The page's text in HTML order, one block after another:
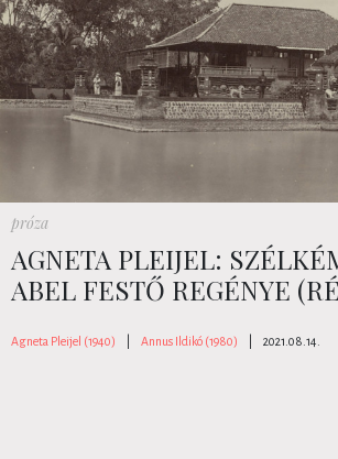
próza
AGNETA PLEIJEL:
ABEL FESTŐ REGÉNYE
Agneta Pleijel (1940) Annus Ildikó (1980) 2021.08.14.